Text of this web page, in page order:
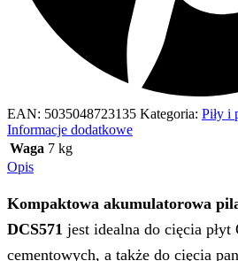
EAN: 5035048723135 Kategoria: Piły i
Informacje dodatkowe
Waga 7 kg
Opis
Kompaktowa akumulatorowa
DCS571 jest idealna do cięcia płyt
cementowych, a także do cięcia